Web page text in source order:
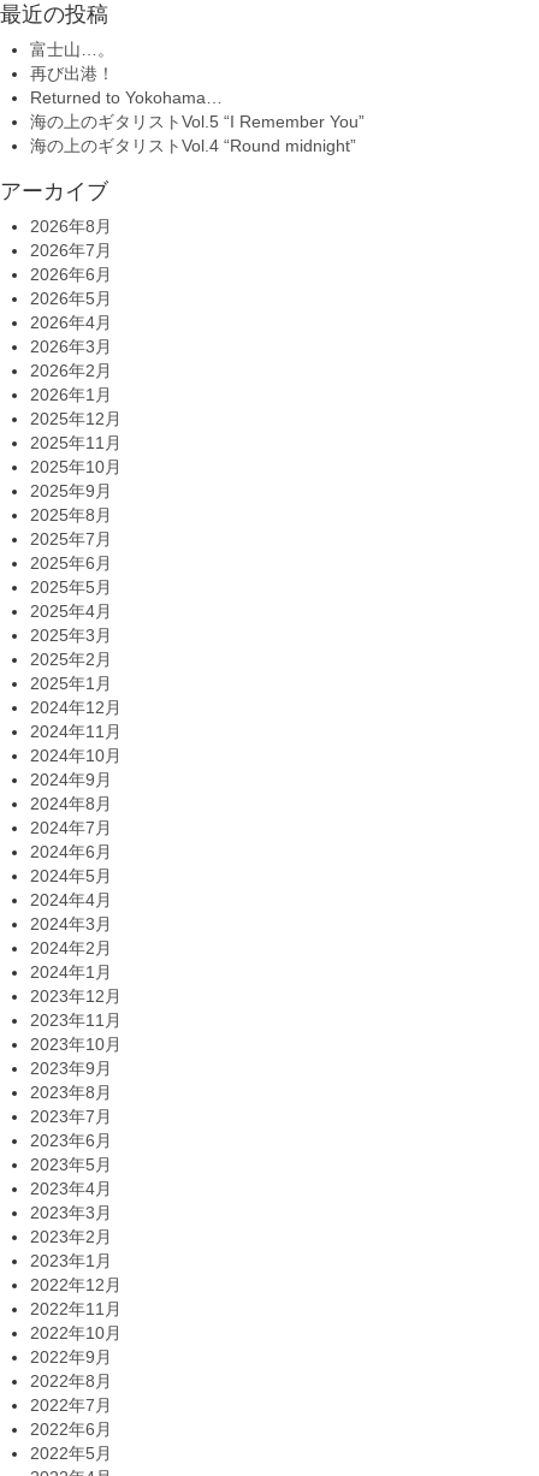
最近の投稿
富士山…。
再び出港！
Returned to Yokohama…
海の上のギタリストVol.5 “I Remember You”
海の上のギタリストVol.4 “Round midnight”
アーカイブ
2026年8月
2026年7月
2026年6月
2026年5月
2026年4月
2026年3月
2026年2月
2026年1月
2025年12月
2025年11月
2025年10月
2025年9月
2025年8月
2025年7月
2025年6月
2025年5月
2025年4月
2025年3月
2025年2月
2025年1月
2024年12月
2024年11月
2024年10月
2024年9月
2024年8月
2024年7月
2024年6月
2024年5月
2024年4月
2024年3月
2024年2月
2024年1月
2023年12月
2023年11月
2023年10月
2023年9月
2023年8月
2023年7月
2023年6月
2023年5月
2023年4月
2023年3月
2023年2月
2023年1月
2022年12月
2022年11月
2022年10月
2022年9月
2022年8月
2022年7月
2022年6月
2022年5月